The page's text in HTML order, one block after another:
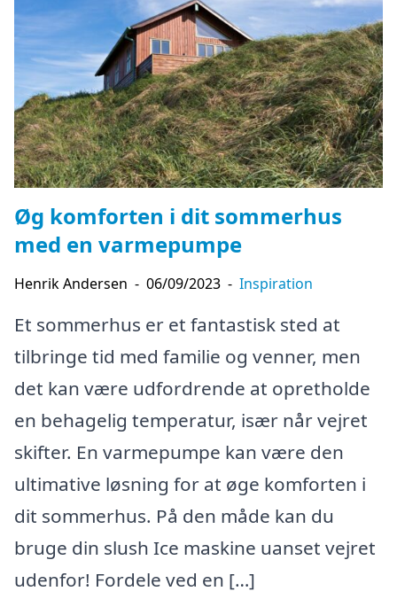
Øg komforten i dit sommerhus
med en varmepumpe
Henrik Andersen - 06/09/2023 - Inspiration
Et sommerhus er et fantastisk sted at
tilbringe tid med familie og venner, men
det kan være udfordrende at opretholde
en behagelig temperatur, især når vejret
skifter. En varmepumpe kan være den
ultimative løsning for at øge komforten i
dit sommerhus. På den måde kan du
bruge din slush Ice maskine uanset vejret
udenfor! Fordele ved en […]